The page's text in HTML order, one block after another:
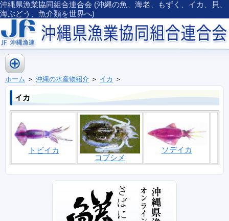
沖縄県漁業協同組合連合会 (沖縄の魚、海老、もずく、イカ、貝、
海ぶどう、魚介類を世界へ)
ホーム ＞ 沖縄の水産物紹介 ＞ イカ ＞
イカ
トビイカ
コブシメ
ソデイカ